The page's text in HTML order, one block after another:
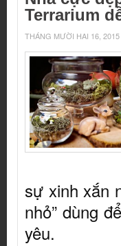
Terrarium
THÁNG MƯỜI HAI 16, 2015
sự xinh xắn
nhỏ” dùng
yêu.